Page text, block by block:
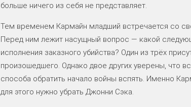
больше ничего из себя не представляет.
Тем временем Кармайн младший встречается со
Перед ним лежит насущный вопрос — какой
исполнения заказного убийства? Один из трёх
произошедшего. Однако двое других уверены, что
способа обратить начало войны вспять. Именно
для этого нужно убрать Джонни Сэка.